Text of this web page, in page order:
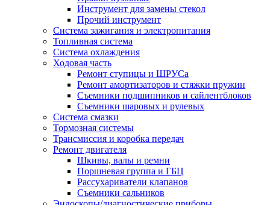
Инструмент для замены стекол
Прочий инструмент
Система зажигания и электропитания
Топливная система
Система охлаждения
Ходовая часть
Ремонт ступицы и ШРУСа
Ремонт амортизаторов и стяжки пружин
Съемники подшипников и сайлентблоков
Съемники шаровых и рулевых
Система смазки
Тормозная системы
Трансмиссия и коробка передач
Ремонт двигателя
Шкивы, валы и ремни
Поршневая группа и ГБЦ
Рассухариватели клапанов
Съемники сальников